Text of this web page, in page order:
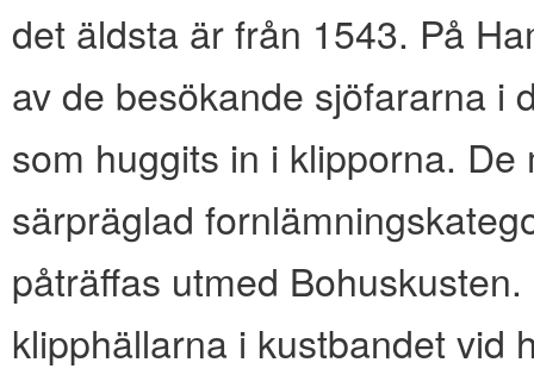
det äldsta är från 1543. På
av de besökande sjöfararna i
som huggits in i klipporna.
särpräglad
påträffas utmed
klipphällarna i kustbandet vid